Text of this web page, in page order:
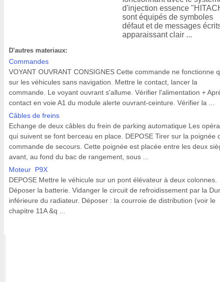
d'injection essence
sont équipés de symboles
défaut et de messages
apparaissant clair ...
D'autres materiaux:
Commandes
VOYANT OUVRANT CONSIGNES Cette commande ne fonctionne
sur les véhicules sans navigation. Mettre le contact, lancer la
commande. Le voyant ouvrant s'allume. Vérifier l'alimentation +
contact en voie A1 du module alerte ouvrant-ceinture. Vérifier la ...
Câbles de freins
Echange de deux câbles du frein de parking automatique Les
qui suivent se font berceau en place. DEPOSE Tirer sur la poignée
commande de secours. Cette poignée est placée entre les deux
avant, au fond du bac de rangement, sous ...
Moteur P9X
DEPOSE Mettre le véhicule sur un pont élévateur à deux colonnes.
Déposer la batterie. Vidanger le circuit de refroidissement par la
inférieure du radiateur. Déposer : la courroie de distribution (voir le
chapitre 11A &q ...